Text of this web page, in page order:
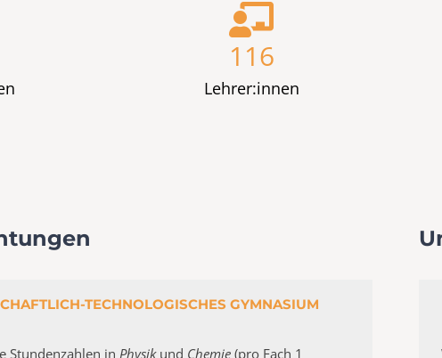
116
Lehrer:innen
TECHNOLOGISCHES GYMNASIUM
Stundenzahlen in Physikund Chemie (pro Fach 1